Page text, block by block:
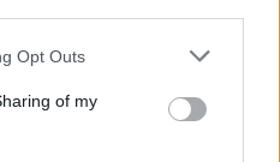
uses one or more Google
behaviour. You may click to
and its third-party tags to
purposes in below Google
Opt Outs
of my